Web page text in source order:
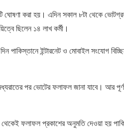
ঘোষণা করা হয়। এদিন সকাল ৮টা থেকে
ছিলেন ১৪ লাখ কর্মী।
পাকিস্তানে ইন্টারনেট ও মোবাইল সংযোগ
পর ভোটের ফলাফল জানা যাবে। আর
ফলাফল প্রকাশের অনুমতি দেওয়া হয়